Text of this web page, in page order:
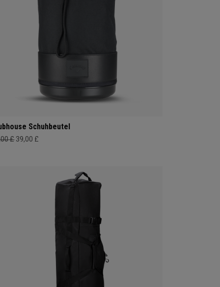
Schuhbeutel
£ 39,00 £